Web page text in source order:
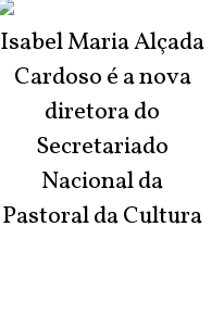
Isabel Maria Alçada
Cardoso é a nova
diretora do
Secretariado
Nacional da
Pastoral da Cultura